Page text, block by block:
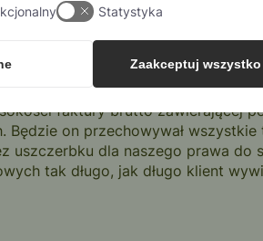
zalegał z płatnością,
wpływy netto ze sprzedaży
zostaje zawieszone do
należnych od klienta, klient
faktury brutto zawierającej
on przechowywał
dla naszego prawa do
tak długo, jak długo klient
Statystyka
Zaakceptuj